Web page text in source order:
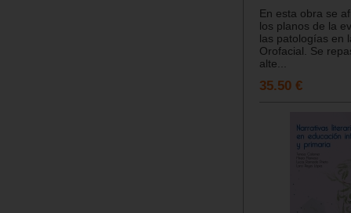
En esta obra se
los planos de la
las patologías en
Orofacial. Se
alte...
35.50 €